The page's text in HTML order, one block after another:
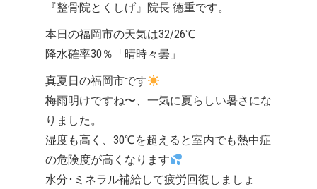
『整骨院とくしげ』院長 德重です。
本日の福岡市の天気は32/26℃
降水確率30％「晴時々曇」
真夏日の福岡市です
梅雨明けですね〜、一気に夏らしい暑さにな
りました。
湿度も高く、30℃を超えると室内でも熱中症
の危険度が高くなります
水分･ミネラル補給して疲労回復しましょ